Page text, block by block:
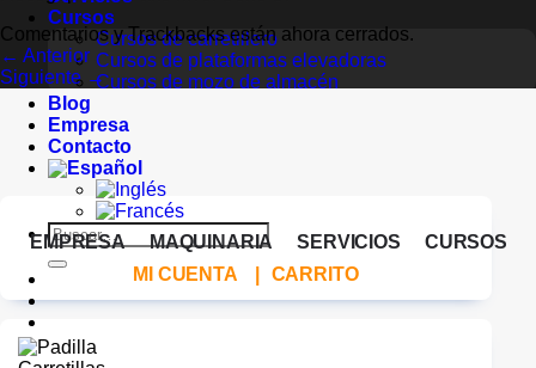
Cursos
Cursos de carretillero
Cursos de plataformas elevadoras
Cursos de mozo de almacén
Blog
Empresa
Contacto
Buscar
por:
Comentarios y Trackbacks están ahora cerrados.
← Anterior
Siguiente →
EMPRESA MAQUINARIA SERVICIOS
CURSOS
MI CUENTA
CARRITO